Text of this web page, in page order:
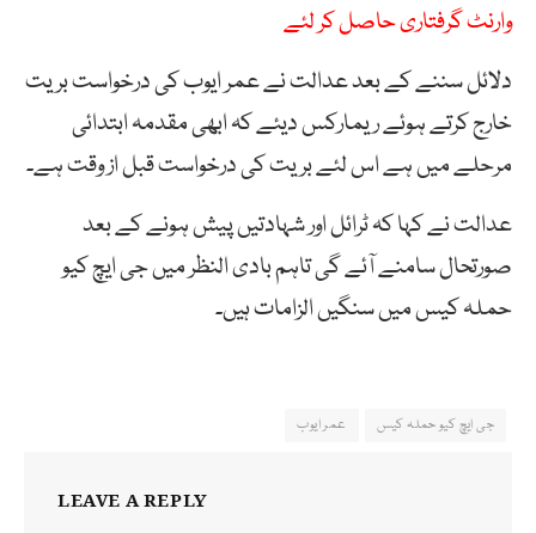
وارنٹ گرفتاری حاصل کر لئے
دلائل سننے کے بعد عدالت نے عمر ایوب کی درخواست بریت
خارج کرتے ہوئے ریمارکس دیئے کہ ابھی مقدمہ ابتدائی
مرحلے میں ہے اس لئے بریت کی درخواست قبل از وقت ہے۔
عدالت نے کہا کہ ٹرائل اور شہادتیں پیش ہونے کے بعد
صورتحال سامنے آئے گی تاہم بادی النظر میں جی ایچ کیو
حملہ کیس میں سنگیں الزامات ہیں۔
جی ایچ کیو حملہ کیس عمر ایوب
LEAVE A REPLY